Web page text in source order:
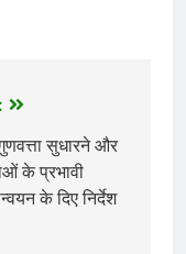
गुणवत्ता सुधारने और
के प्रभावी
के दिए निर्देश